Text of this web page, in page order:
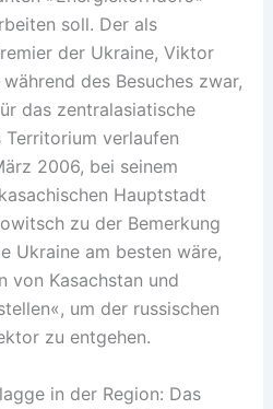
soll. Der als
der Ukraine, Viktor
des Besuches zwar,
das zentralasiatische
Territorium verlaufen
2006, bei seinem
Hauptstadt
zu der Bemerkung
Ukraine am besten wäre,
von Kasachstan und
um der russischen
zu entgehen.
in der Region: Das